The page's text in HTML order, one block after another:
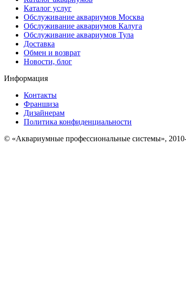
Каталог услуг
Обслуживание аквариумов Москва
Обслуживание аквариумов Калуга
Обслуживание аквариумов Тула
Доставка
Обмен и возврат
Новости, блог
Информация
Контакты
Франшиза
Дизайнерам
Политика конфиденциальности
© «Аквариумные профессиональные системы»,